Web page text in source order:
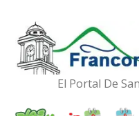
El Portal De